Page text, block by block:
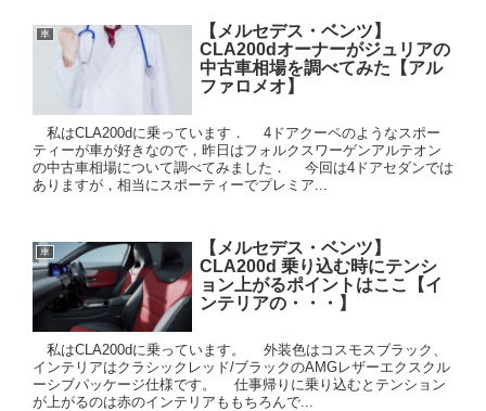
車
【メルセデス・ベンツ】
CLA200dオーナーがジュリアの
中古車相場を調べてみた【アル
ファロメオ】
私はCLA200dに乗っています． 4ドアクーペのようなスポー
ティーが車が好きなので，昨日はフォルクスワーゲンアルテオン
の中古車相場について調べてみました． 今回は4ドアセダンでは
ありますが，相当にスポーティーでプレミア...
車
【メルセデス・ベンツ】
CLA200d 乗り込む時にテンシ
ョン上がるポイントはここ【イ
ンテリアの・・・】
私はCLA200dに乗っています。 外装色はコスモスブラック、
インテリアはクラシックレッド/ブラックのAMGレザーエクスクル
ーシブパッケージ仕様です。 仕事帰りに乗り込むとテンション
が上がるのは赤のインテリアももちろんで...